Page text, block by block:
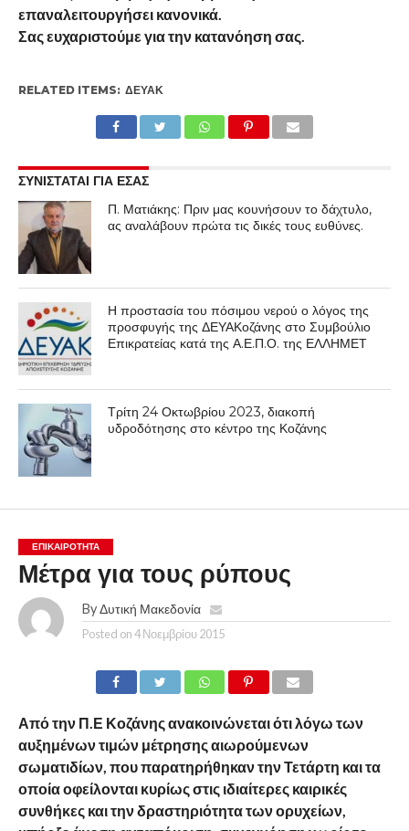
επαναλειτουργήσει κανονικά.
Σας ευχαριστούμε για την κατανόηση σας.
RELATED ITEMS: ΔΕΥΑΚ
ΣΥΝΙΣΤΑΤΑΙ ΓΙΑ ΕΣΑΣ
Π. Ματιάκης: Πριν μας κουνήσουν το δάχτυλο,
ας αναλάβουν πρώτα τις δικές τους ευθύνες.
Η προστασία του πόσιμου νερού ο λόγος της
προσφυγής της ΔΕΥΑΚοζάνης στο Συμβούλιο
Επικρατείας κατά της Α.Ε.Π.Ο. της ΕΛΛΗΜΕΤ
Τρίτη 24 Οκτωβρίου 2023, διακοπή
υδροδότησης στο κέντρο της Κοζάνης
ΕΠΙΚΑΙΡΟΤΗΤΑ
Μέτρα για τους ρύπους
By Δυτική Μακεδονία
Posted on4 Νοεμβρίου 2015
Από την Π.Ε Κοζάνης ανακοινώνεται ότι λόγω των
αυξημένων τιμών μέτρησης αιωρούμενων
σωματιδίων, που παρατηρήθηκαν την Τετάρτη και τα
οποία οφείλονται κυρίως στις ιδιαίτερες καιρικές
συνθήκες και την δραστηριότητα των ορυχείων,